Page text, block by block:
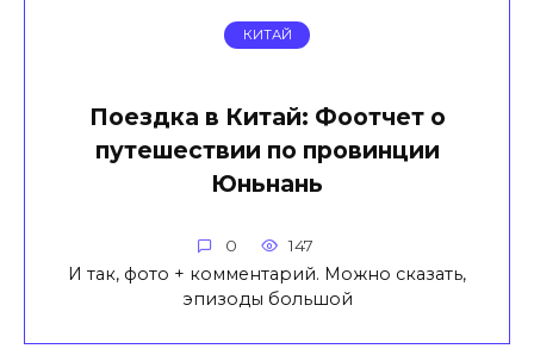
КИТАЙ
Поездка в Китай: Фоотчет о
путешествии по провинции
Юньнань
0 147
И так, фото + комментарий. Можно сказать,
эпизоды большой